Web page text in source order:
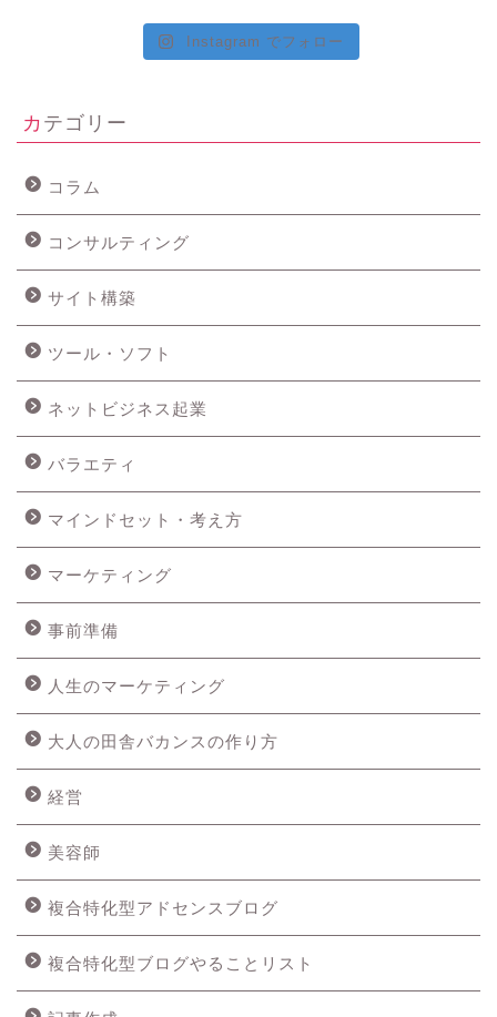
Instagram でフォロー
カテゴリー
コラム
コンサルティング
サイト構築
ツール・ソフト
ネットビジネス起業
バラエティ
マインドセット・考え方
マーケティング
事前準備
人生のマーケティング
大人の田舎バカンスの作り方
経営
美容師
複合特化型アドセンスブログ
複合特化型ブログやることリスト